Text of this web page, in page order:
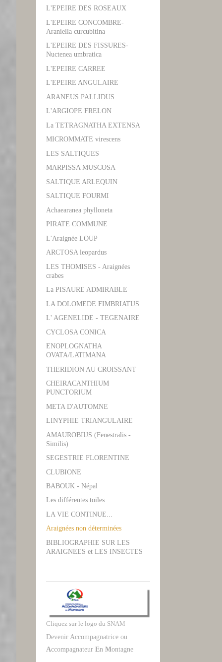
L'EPEIRE DES ROSEAUX
L'EPEIRE CONCOMBRE-
Araniella curcubitina
L'EPEIRE DES FISSURES-
Nuctenea umbratica
L'EPEIRE CARREE
L'EPEIRE ANGULAIRE
ARANEUS PALLIDUS
L'ARGIOPE FRELON
La TETRAGNATHA EXTENSA
MICROMMATE virescens
LES SALTIQUES
MARPISSA MUSCOSA
SALTIQUE ARLEQUIN
SALTIQUE FOURMI
Achaearanea phylloneta
PIRATE COMMUNE
L'Araignée LOUP
ARCTOSA leopardus
LES THOMISES - Araignées
crabes
La PISAURE ADMIRABLE
LA DOLOMEDE FIMBRIATUS
L' AGENELIDE - TEGENAIRE
CYCLOSA CONICA
ENOPLOGNATHA
OVATA/LATIMANA
THERIDION AU CROISSANT
CHEIRACANTHIUM
PUNCTORIUM
META D'AUTOMNE
LINYPHIE TRIANGULAIRE
AMAUROBIUS (Fenestralis -
Similis)
SEGESTRIE FLORENTINE
CLUBIONE
BABOUK - Népal
Les différentes toiles
LA VIE CONTINUE...
Araignées non déterminées
BIBLIOGRAPHIE SUR LES
ARAIGNEES et LES INSECTES
Cliquez sur le logo du SNAM
Devenir Accompagnatrice ou
Accompagnateur En Montagne